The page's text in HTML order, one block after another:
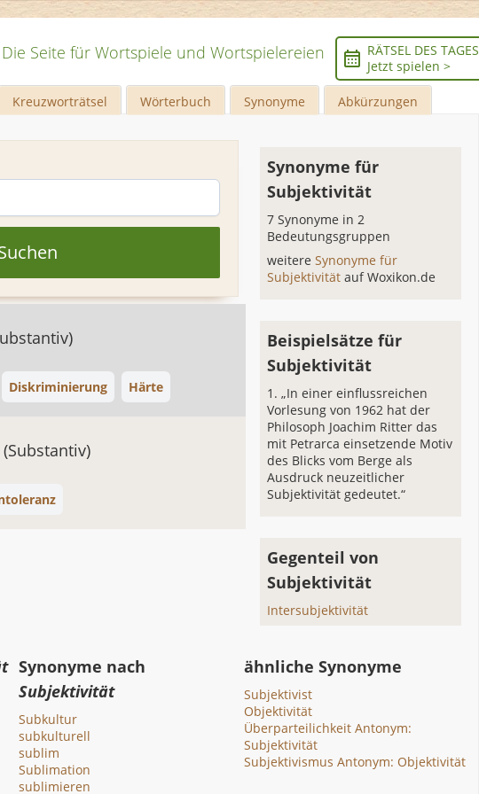
Die Seite für Wortspiele und Wortspielereien
RÄTSEL DES TAGES
Jetzt spielen >
Kreuzworträtsel Wörterbuch Synonyme Abkürzungen
Diskriminierung Härte
(Substantiv)
Synonyme für
Subjektivität
7 Synonyme in 2
Bedeutungsgruppen
weitereSynonyme für
Subjektivitätauf Woxikon.de
Beispielsätze für
Subjektivität
„In einer einflussreichen
Vorlesung von 1962 hat der
Philosoph Joachim Ritter das
mit Petrarca einsetzende Motiv
des Blicks vom Berge als
Ausdruck neuzeitlicher
Subjektivität gedeutet.“
Gegenteil von
Subjektivität
Intersubjektivität
Synonyme nach
Subjektivität
Subkultur
subkulturell
sublim
Sublimation
sublimieren
ähnliche Synonyme
Subjektivist
Objektivität
Überparteilichkeit Antonym:
Subjektivität
Subjektivismus Antonym: Objektivität